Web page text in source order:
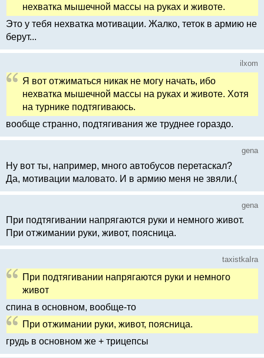
нехватка мышечной массы на руках и животе.
Это у тебя нехватка мотивации. Жалко, теток в армию не
берут...
ilxom
Я вот отжиматься никак не могу начать, ибо
нехватка мышечной массы на руках и животе. Хотя
на турнике подтягиваюсь.
вообще странно, подтягивания же труднее гораздо.
gena
Ну вот ты, например, много автобусов перетаскал?
Да, мотивации маловато. И в армию меня не звяли.(
gena
При подтягивании напрягаются руки и немного живот.
При отжимании руки, живот, поясница.
taxistkaIra
При подтягивании напрягаются руки и немного
живот
спина в основном, вообще-то
При отжимании руки, живот, поясница.
грудь в основном же + трицепсы